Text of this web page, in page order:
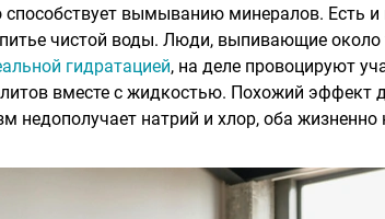
способствует вымыванию минералов. Есть
чистой воды. Люди, выпивающие около
гидратацией, на деле провоцируют
вместе с жидкостью. Похожий эффект
недополучает натрий и хлор, оба